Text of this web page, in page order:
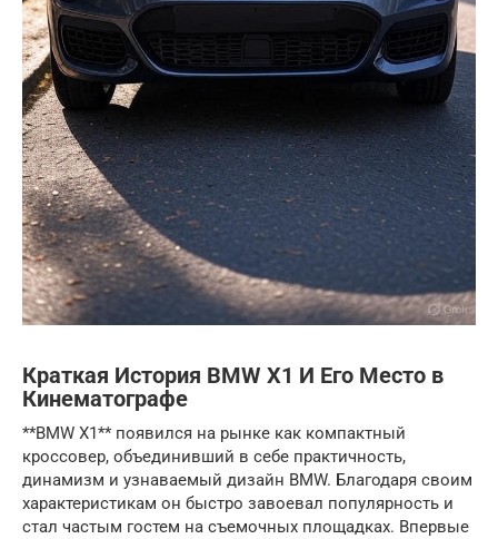
Краткая История BMW X1 И Его Место в
Кинематографе
**BMW X1** появился на рынке как компактный
кроссовер, объединивший в себе практичность,
динамизм и узнаваемый дизайн BMW. Благодаря своим
характеристикам он быстро завоевал популярность и
стал частым гостем на съемочных площадках. Впервые